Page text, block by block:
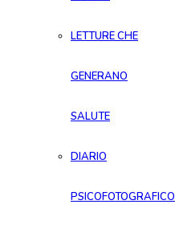
LETTURE CHE
GENERANO
SALUTE
DIARIO
PSICOFOTOGRAFICO